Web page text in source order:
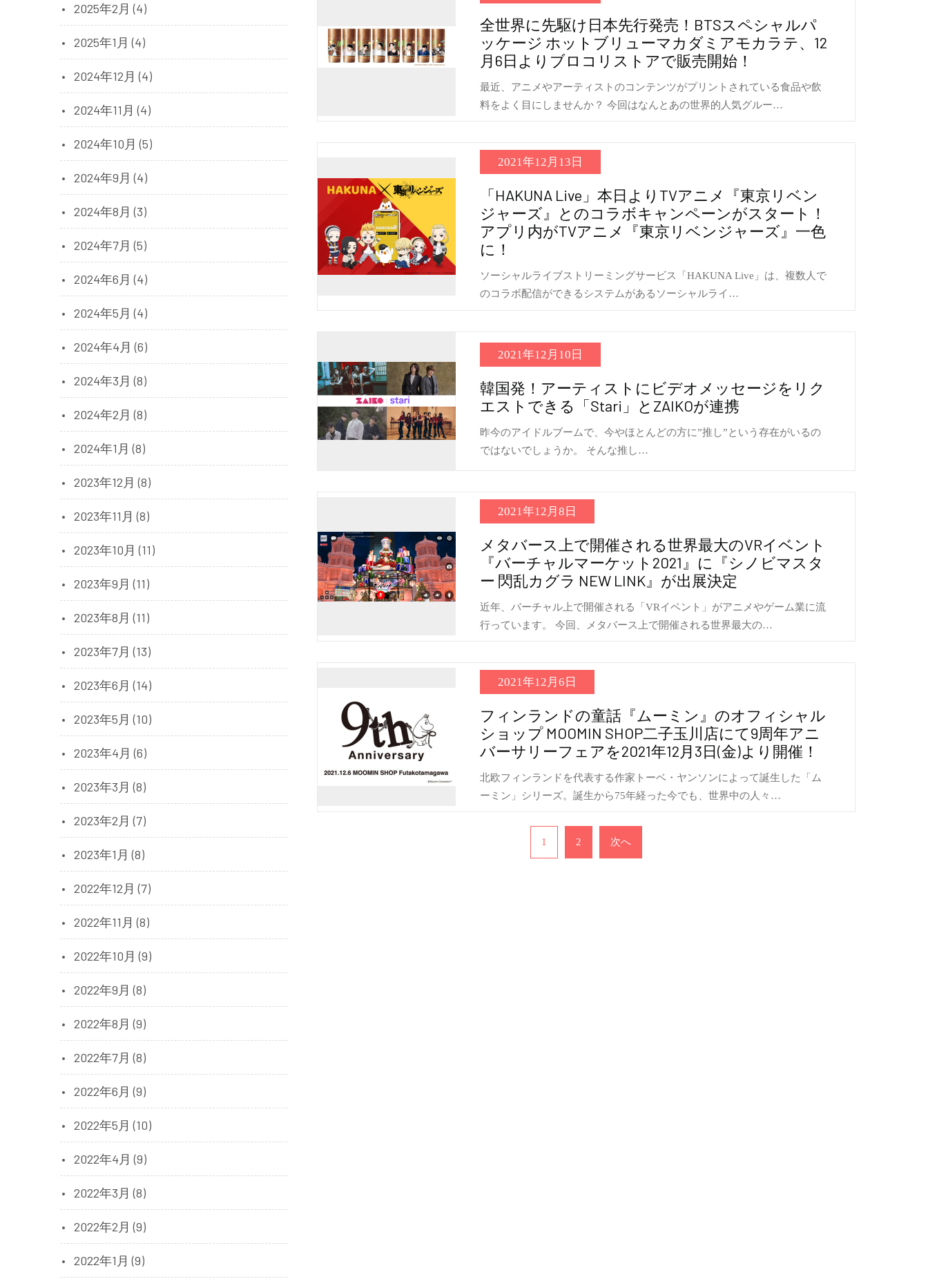
全世界に先駆け日本先行発売！BTSスペシャルパ
ッケージ ホットブリューマカダミアモカラテ、12
月6日よりブロコリストアで販売開始！
最近、アニメやアーティストのコンテンツがプリントされている食品や飲
料をよく目にしませんか？ 今回はなんとあの世界的人気グルー…
2021年12月13日
「HAKUNA Live」本日よりTVアニメ『東京リベン
ジャーズ』とのコラボキャンペーンがスタート！
アプリ内がTVアニメ『東京リベンジャーズ』一色
に！
ソーシャルライブストリーミングサービス「HAKUNA Live」は、複数人で
のコラボ配信ができるシステムがあるソーシャルライ…
2021年12月10日
韓国発！アーティストにビデオメッセージをリク
エストできる「Stari」とZAIKOが連携
昨今のアイドルブームで、今やほとんどの方に”推し”という存在がいるの
ではないでしょうか。 そんな推し…
2021年12月8日
メタバース上で開催される世界最大のVRイベント
『バーチャルマーケット2021』に『シノビマスタ
ー 閃乱カグラ NEW LINK』が出展決定
近年、バーチャル上で開催される「VRイベント」がアニメやゲーム業に流
行っています。 今回、メタバース上で開催される世界最大の…
2021年12月6日
フィンランドの童話『ムーミン』のオフィシャル
ショップ MOOMIN SHOP二子玉川店にて9周年アニ
バーサリーフェアを2021年12月3日(金)より開催！
北欧フィンランドを代表する作家トーベ・ヤンソンによって誕生した「ム
ーミン」シリーズ。誕生から75年経った今でも、世界中の人々…
1 2 次へ
2025年2月 (4)
2025年1月 (4)
2024年12月 (4)
2024年11月 (4)
2024年10月 (5)
2024年9月 (4)
2024年8月 (3)
2024年7月 (5)
2024年6月 (4)
2024年5月 (4)
2024年4月 (6)
2024年3月 (8)
2024年2月 (8)
2024年1月 (8)
2023年12月 (8)
2023年11月 (8)
2023年10月 (11)
2023年9月 (11)
2023年8月 (11)
2023年7月 (13)
2023年6月 (14)
2023年5月 (10)
2023年4月 (6)
2023年3月 (8)
2023年2月 (7)
2023年1月 (8)
2022年12月 (7)
2022年11月 (8)
2022年10月 (9)
2022年9月 (8)
2022年8月 (9)
2022年7月 (8)
2022年6月 (9)
2022年5月 (10)
2022年4月 (9)
2022年3月 (8)
2022年2月 (9)
2022年1月 (9)